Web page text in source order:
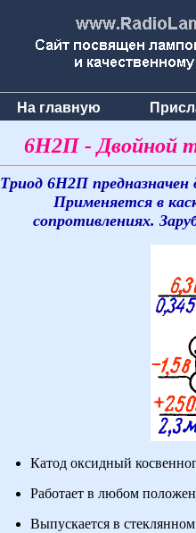
На главную
6Н2П - Двойной
Триод 6Н2П
Применяется в
сопротивлениях.
Катод оксидный
Работает в любом
Выпускается в